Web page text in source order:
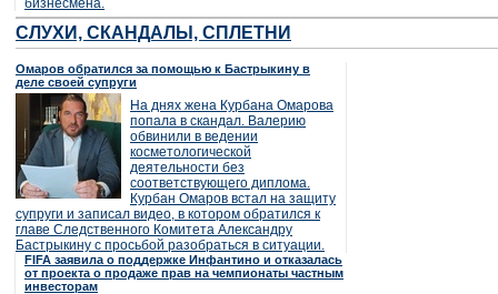
бизнесмена.
СЛУХИ, СКАНДАЛЫ, СПЛЕТНИ
Омаров обратился за помощью к Бастрыкину в
деле своей супруги
На днях жена Курбана Омарова
попала в скандал. Валерию
обвинили в ведении
косметологической
деятельности без
соответствующего диплома.
Курбан Омаров встал на защиту
супруги и записал видео, в котором обратился к
главе Следственного Комитета Александру
Бастрыкину с просьбой разобраться в ситуации.
FIFA заявила о поддержке Инфантино и отказалась
от проекта о продаже прав на чемпионаты частным
инвесторам